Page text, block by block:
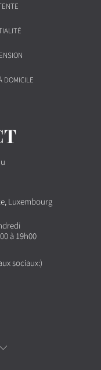
DOMICILE
Luxembourg
à 19h00
sociaux:)